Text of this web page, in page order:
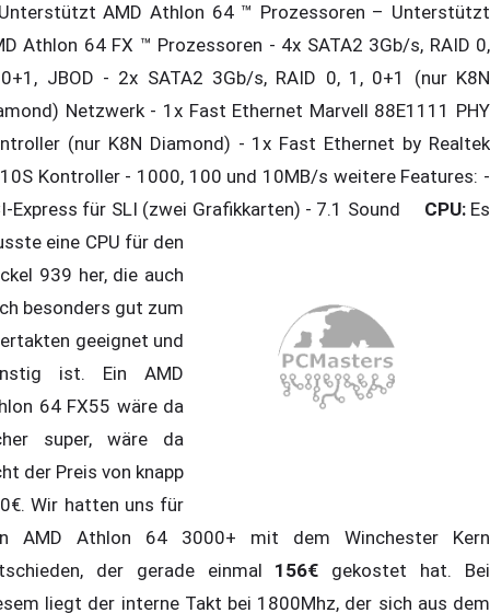
AMD Athlon 64 ™ Prozessoren – Unterstützt
Athlon 64 FX ™ Prozessoren - 4x SATA2 3Gb/s, RAID 0,
JBOD - 2x SATA2 3Gb/s, RAID 0, 1, 0+1 (nur K8N
Netzwerk - 1x Fast Ethernet Marvell 88E1111 PHY
(nur K8N Diamond) - 1x Fast Ethernet by Realtek
Kontroller - 1000, 100 und 10MB/s weitere Features: -
Express für SLI (zwei Grafikkarten) - 7.1 Sound CPU: Es
eine CPU für den
939 her, die auch
besonders gut zum
geeignet und
ist. Ein AMD
64 FX55 wäre da
super, wäre da
der Preis von knapp
Wir hatten uns für
AMD Athlon 64 3000+ mit dem Winchester Kern
der gerade einmal 156€ gekostet hat. Bei
liegt der interne Takt bei 1800Mhz, der sich aus dem